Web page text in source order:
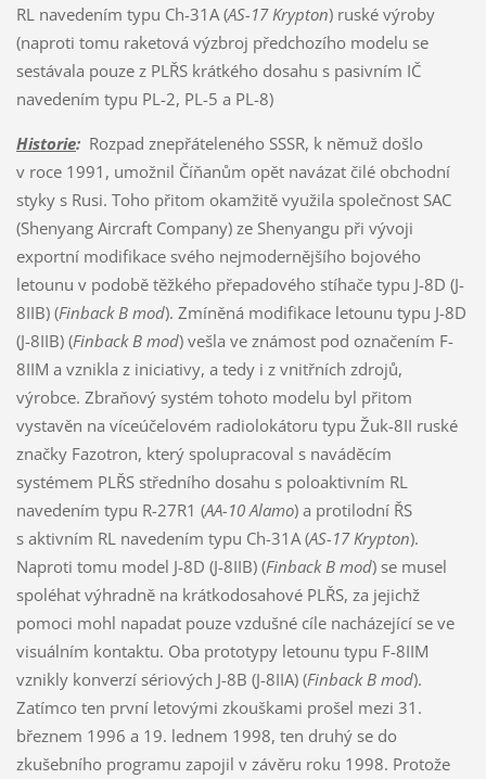
RL navedením typu Ch-31A (AS-17 Krypton) ruské výroby
(naproti tomu raketová výzbroj předchozího modelu se
sestávala pouze z PLŘS krátkého dosahu s pasivním IČ
navedením typu PL-2, PL-5 a PL-8)
Historie:Rozpad znepřáteleného SSSR, k němuž došlo
v roce 1991, umožnil Číňanům opět navázat čilé obchodní
styky s Rusi. Toho přitom okamžitě využila společnost SAC
(Shenyang Aircraft Company) ze Shenyangu při vývoji
exportní modifikace svého nejmodernějšího bojového
letounu v podobě těžkého přepadového stíhače typu J-8D (J-
8IIB) (Finback B mod). Zmíněná modifikace letounu typu J-8D
(J-8IIB) (Finback B mod) vešla ve známost pod označením F-
8IIM a vznikla z iniciativy, a tedy i z vnitřních zdrojů,
výrobce. Zbraňový systém tohoto modelu byl přitom
vystavěn na víceúčelovém radiolokátoru typu Žuk-8II ruské
značky Fazotron, který spolupracoval s naváděcím
systémem PLŘS středního dosahu s poloaktivním RL
navedením typu R-27R1 (AA-10 Alamo) a protilodní ŘS
s aktivním RL navedením typu Ch-31A (AS-17 Krypton).
Naproti tomu model J-8D (J-8IIB) (Finback B mod) se musel
spoléhat výhradně na krátkodosahové PLŘS, za jejichž
pomoci mohl napadat pouze vzdušné cíle nacházející se ve
visuálním kontaktu. Oba prototypy letounu typu F-8IIM
vznikly konverzí sériových J-8B (J-8IIA) (Finback B mod).
Zatímco ten první letovými zkouškami prošel mezi 31.
březnem 1996 a 19. lednem 1998, ten druhý se do
zkušebního programu zapojil v závěru roku 1998. Protože